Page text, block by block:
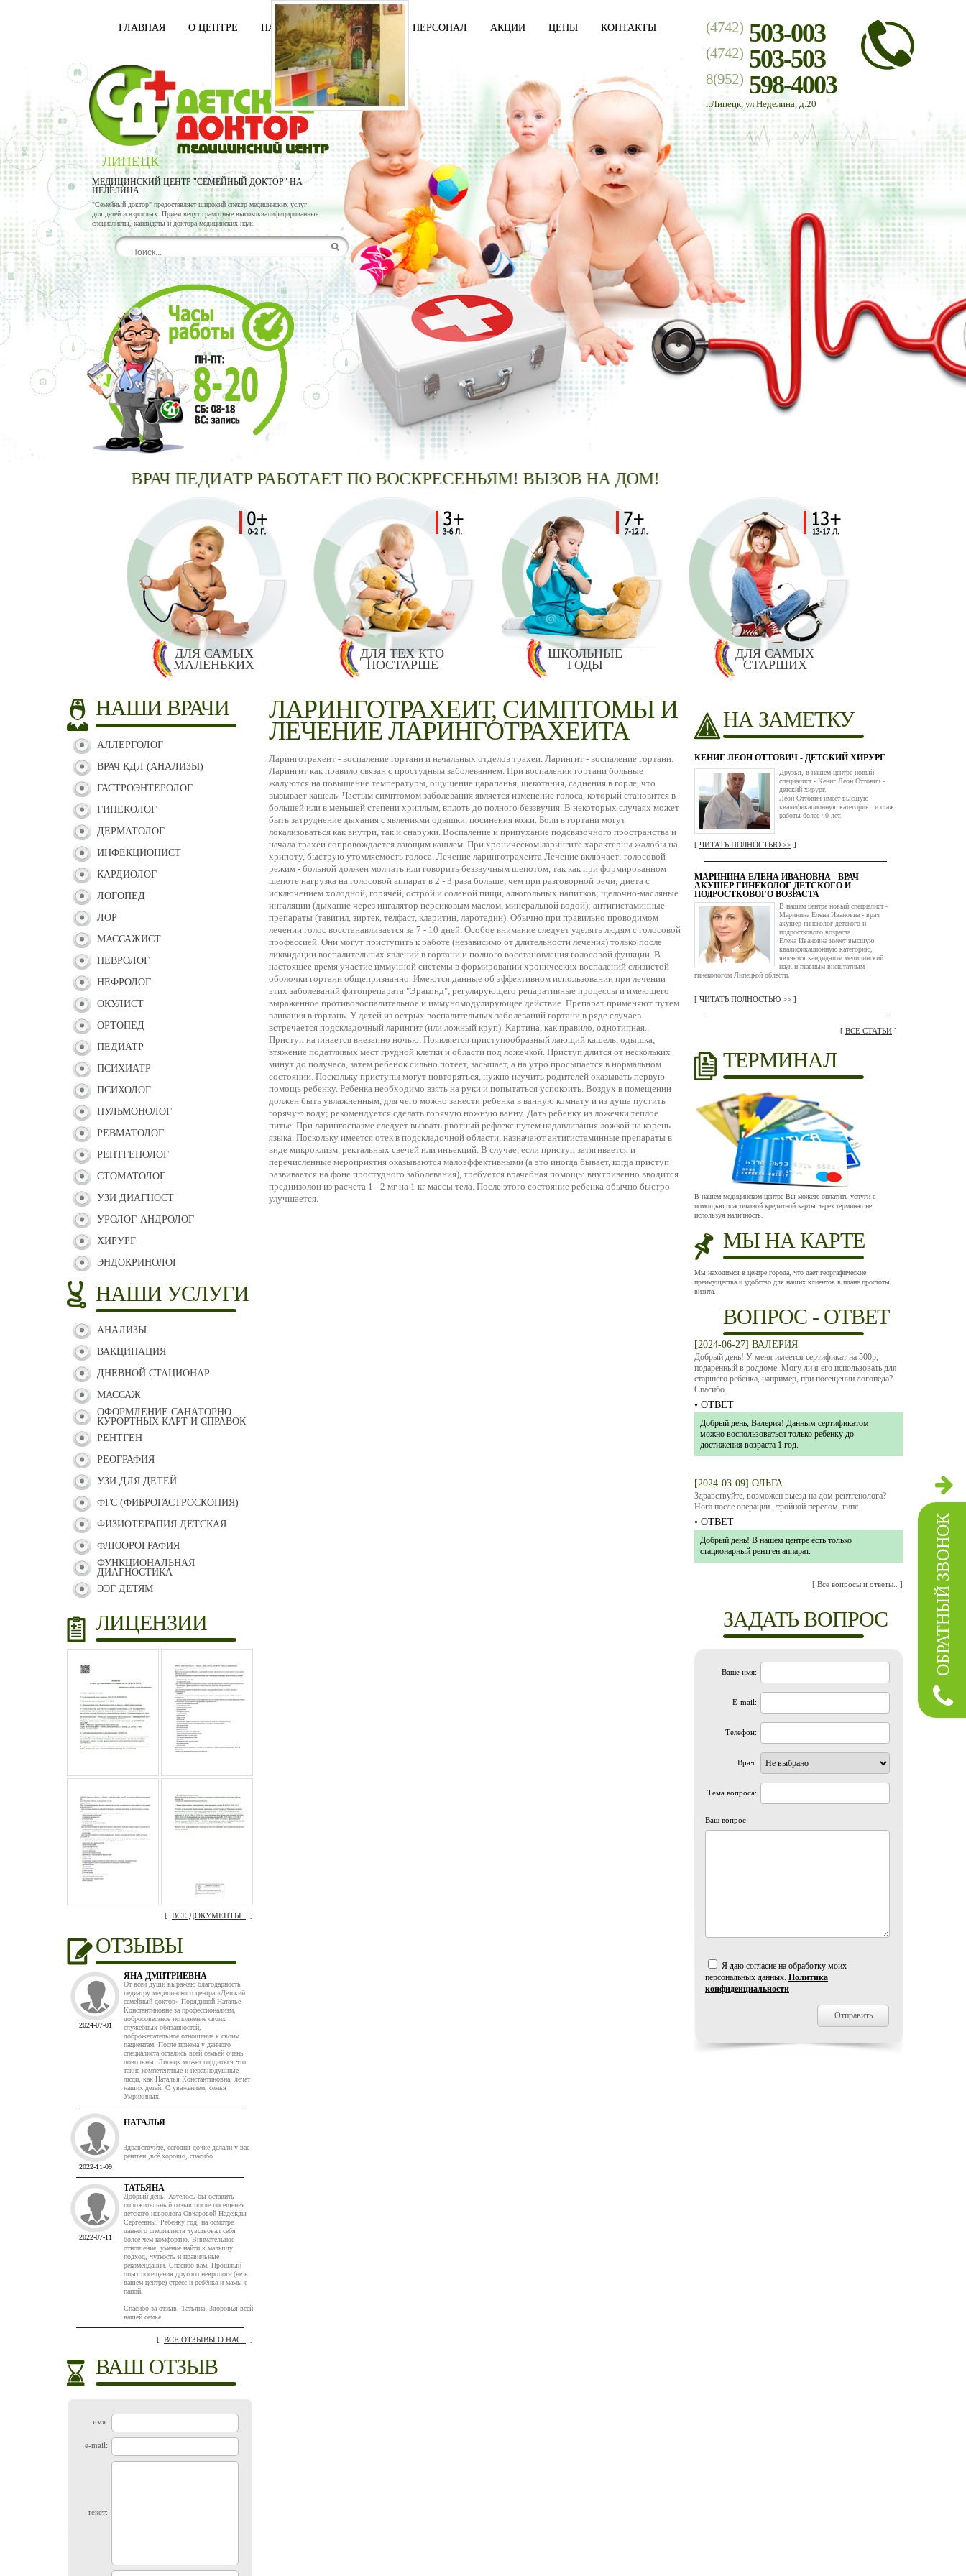
ОБРАТНЫЙ ЗВОНОК
ГЛАВНАЯ О ЦЕНТРЕ НАШИ ВРАЧИ УСЛУГИ ПЕРСОНАЛ АКЦИИ ЦЕНЫ КОНТАКТЫ (4742) 503-003
(4742) 503-503
8(952) 598-4003
г.Липецк, ул.Неделина, д.20
ЛИПЕЦК
МЕДИЦИНСКИЙ ЦЕНТР "СЕМЕЙНЫЙ ДОКТОР" НА
НЕДЕЛИНА
"Семейный доктор" предоставляет широкий спектр медицинских услуг
для детей и взрослых. Прием ведут грамотные высококвалифицированные
специалисты, кандидаты и доктора медицинских наук.
ВРАЧ ПЕДИАТР РАБОТАЕТ ПО ВОСКРЕСЕНЬЯМ! ВЫЗОВ НА ДОМ!
ДЛЯ САМЫХ
МАЛЕНЬКИХ
ДЛЯ ТЕХ КТО
ПОСТАРШЕ
ШКОЛЬНЫЕ
ГОДЫ
ДЛЯ САМЫХ
СТАРШИХ
НАШИ ВРАЧИ
АЛЛЕРГОЛОГ
ВРАЧ КДЛ (АНАЛИЗЫ)
ГАСТРОЭНТЕРОЛОГ
ГИНЕКОЛОГ
ДЕРМАТОЛОГ
ИНФЕКЦИОНИСТ
КАРДИОЛОГ
ЛОГОПЕД
ЛОР
МАССАЖИСТ
НЕВРОЛОГ
НЕФРОЛОГ
ОКУЛИСТ
ОРТОПЕД
ПЕДИАТР
ПСИХИАТР
ПСИХОЛОГ
ПУЛЬМОНОЛОГ
РЕВМАТОЛОГ
РЕНТГЕНОЛОГ
СТОМАТОЛОГ
УЗИ ДИАГНОСТ
УРОЛОГ-АНДРОЛОГ
ХИРУРГ
ЭНДОКРИНОЛОГ
НАШИ УСЛУГИ
АНАЛИЗЫ
ВАКЦИНАЦИЯ
ДНЕВНОЙ СТАЦИОНАР
МАССАЖ
ОФОРМЛЕНИЕ САНАТОРНО
КУРОРТНЫХ КАРТ И СПРАВОК
РЕНТГЕН
РЕОГРАФИЯ
УЗИ ДЛЯ ДЕТЕЙ
ФГС (ФИБРОГАСТРОСКОПИЯ)
ФИЗИОТЕРАПИЯ ДЕТСКАЯ
ФЛЮОРОГРАФИЯ
ФУНКЦИОНАЛЬНАЯ
ДИАГНОСТИКА
ЭЭГ ДЕТЯМ
ЛИЦЕНЗИИ
[ ВСЕ ДОКУМЕНТЫ.. ]
ОТЗЫВЫ
2024-07-01
ЯНА ДМИТРИЕВНА
От всей души выражаю благодарность
педиатру медицинского центра «Детский
семейный доктор» Порядиной Наталье
Константиновне за профессионализм,
добросовестное исполнение своих
служебных обязанностей,
доброжелательное отношение к своим
пациентам. После приема у данного
специалиста остались всей семьей очень
довольны. Липецк может гордиться что
такие компетентные и неравнодушные
люди, как Наталья Константиновна, лечат
наших детей. С уважением, семья
Умрихиных.
2022-11-09
НАТАЛЬЯ
Здравствуйте, сегодня дочке делали у вас
рентген ,всё хорошо, спасибо
2022-07-11
ТАТЬЯНА
Добрый день. Хотелось бы оставить
положительный отзыв после посещения
детского невролога Овчаровой Надежды
Сергеевны. Ребёнку год, на осмотре
данного специалиста чувствовал себя
более чем комфортно. Внимательное
отношение, умение найти к малышу
подход, чуткость и правильные
рекомендации. Спасибо вам. Прошлый
опыт посещения другого невролога (не в
вашем центре)-стресс и ребёнка и мамы с
папой.
Спасибо за отзыв, Татьяна! Здоровья всей
вашей семье
[ ВСЕ ОТЗЫВЫ О НАС.. ]
ВАШ ОТЗЫВ
имя:
e-mail:
текст:
ЛАРИНГОТРАХЕИТ, СИМПТОМЫ И
ЛЕЧЕНИЕ ЛАРИНГОТРАХЕИТА
Ларинготрахеит - воспаление гортани и начальных отделов трахеи. Ларингит - воспаление гортани.
Ларингит как правило связан с простудным заболеванием. При воспалении гортани больные
жалуются на повышение температуры, ощущение царапанья, щекотания, саднения в горле, что
вызывает кашель. Частым симптомом заболевания является изменение голоса, который становится в
большей или в меньшей степени хриплым, вплоть до полного беззвучия. В некоторых случаях может
быть затруднение дыхания с явлениями одышки, посинения кожи. Боли в гортани могут
локализоваться как внутри, так и снаружи. Воспаление и припухание подсвязочного пространства и
начала трахеи сопровождается лающим кашлем. При хроническом ларингите характерны жалобы на
хрипоту, быструю утомляемость голоса. Лечение ларинготрахеита Лечение включает: голосовой
режим - больной должен молчать или говорить беззвучным шепотом, так как при формированном
шепоте нагрузка на голосовой аппарат в 2 - 3 раза больше, чем при разговорной речи; диета с
исключением холодной, горячей, острой и соленой пищи, алкогольных напитков; щелочно-масляные
ингаляции (дыхание через ингалятор персиковым маслом, минеральной водой); антигистаминные
препараты (тавигил, зиртек, телфаст, кларитин, ларотадин). Обычно при правильно проводимом
лечении голос восстанавливается за 7 - 10 дней. Особое внимание следует уделять людям с голосовой
профессией. Они могут приступить к работе (независимо от длительности лечения) только после
ликвидации воспалительных явлений в гортани и полного восстановления голосовой функции. В
настоящее время участие иммунной системы в формировании хронических воспалений слизистой
оболочки гортани общепризнанно. Имеются данные об эффективном использовании при лечении
этих заболеваний фитопрепарата "Эраконд", регулирующего репаративные процессы и имеющего
выраженное противовоспалительное и иммуномодулирующее действие. Препарат применяют путем
вливания в гортань. У детей из острых воспалительных заболеваний гортани в ряде случаев
встречается подскладочный ларингит (или ложный круп). Картина, как правило, однотипная.
Приступ начинается внезапно ночью. Появляется приступообразный лающий кашель, одышка,
втяжение податливых мест грудной клетки и области под ложечкой. Приступ длится от нескольких
минут до получаса, затем ребенок сильно потеет, засыпает, а на утро просыпается в нормальном
состоянии. Поскольку приступы могут повторяться, нужно научить родителей оказывать первую
помощь ребенку. Ребенка необходимо взять на руки и попытаться успокоить. Воздух в помещении
должен быть увлажненным, для чего можно занести ребенка в ванную комнату и из душа пустить
горячую воду; рекомендуется сделать горячую ножную ванну. Дать ребенку из ложечки теплое
питье. При ларингоспазме следует вызвать рвотный рефлекс путем надавливания ложкой на корень
языка. Поскольку имеется отек в подскладочной области, назначают антигистаминные препараты в
виде микроклизм, ректальных свечей или инъекций. В случае, если приступ затягивается и
перечисленные мероприятия оказываются малоэффективными (а это иногда бывает, когда приступ
развивается на фоне простудного заболевания), требуется врачебная помощь: внутривенно вводится
преднизолон из расчета 1 - 2 мг на 1 кг массы тела. После этого состояние ребенка обычно быстро
улучшается.
НА ЗАМЕТКУ
КЕНИГ ЛЕОН ОТТОВИЧ - ДЕТСКИЙ ХИРУРГ
Друзья, в нашем центре новый
специалист - Кениг Леон Оттович -
детский хирург.
Леон Оттович имеет высшую
квалификационную категорию и стаж
работы более 40 лет.
[ ЧИТАТЬ ПОЛНОСТЬЮ >> ]
МАРИНИНА ЕЛЕНА ИВАНОВНА - ВРАЧ
АКУШЕР ГИНЕКОЛОГ ДЕТСКОГО И
ПОДРОСТКОВОГО ВОЗРАСТА
В нашем центре новый специалист -
Маринина Елена Ивановна - врач
акушер-гинеколог детского и
подросткового возраста.
Елена Ивановна имеет высшую
квалификационную категорию,
является кандидатом медицинский
наук и главным внештатным
гинекологом Липецкой области.
[ ЧИТАТЬ ПОЛНОСТЬЮ >> ]
[ ВСЕ СТАТЬИ ]
ТЕРМИНАЛ
В нашем медицинском центре Вы можете оплатить услуги с
помощью пластиковой кредитной карты через терминал не
используя наличность.
МЫ НА КАРТЕ
Мы находимся в центре города, что дает георгафические
преимущества и удобство для наших клиентов в плане простоты
визита.
ВОПРОС - ОТВЕТ
[2024-06-27] ВАЛЕРИЯ
Добрый день! У меня имеется сертификат на 500р,
подаренный в роддоме. Могу ли я его использовать для
старшего ребёнка, например, при посещении логопеда?
Спасибо.
• ОТВЕТ
Добрый день, Валерия! Данным сертификатом
можно воспользоваться только ребенку до
достижения возраста 1 год.
[2024-03-09] ОЛЬГА
Здравствуйте, возможен выезд на дом рентгенолога?
Нога после операции , тройной перелом, гипс.
• ОТВЕТ
Добрый день! В нашем центре есть только
стационарный рентген аппарат.
[ Все вопросы и ответы.. ]
ЗАДАТЬ ВОПРОС
Ваше имя:
E-mail:
Телефон:
Врач:
Тема вопроса:
Ваш вопрос:
Я даю согласие на обработку моих
персональных данных. Политика
конфиденциальности